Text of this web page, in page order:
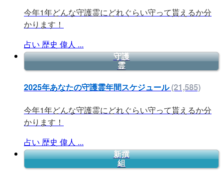
今年1年どんな守護霊にどれぐらい守って貰えるか分
かります！
占い 歴史 偉人 ...
守護
霊
2025年あなたの守護霊年間スケジュール(21,585)
今年1年どんな守護霊にどれぐらい守って貰えるか分
かります！
占い 歴史 偉人 ...
新撰
組